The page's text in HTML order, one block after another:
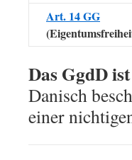
Art. 14 GG
Das GgdD
Danisch
einer